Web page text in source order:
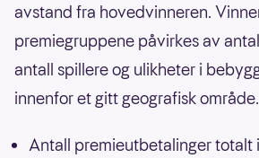
avstand fra hovedvinneren.
premiegruppene påvirkes av
antall spillere og ulikheter i
innenfor et gitt geografisk område.
Antall premieutbetalinger